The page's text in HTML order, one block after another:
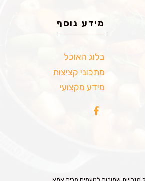
מידע נוסף
בלוג האוכל
מתכוני קציצות
מידע מקצועי